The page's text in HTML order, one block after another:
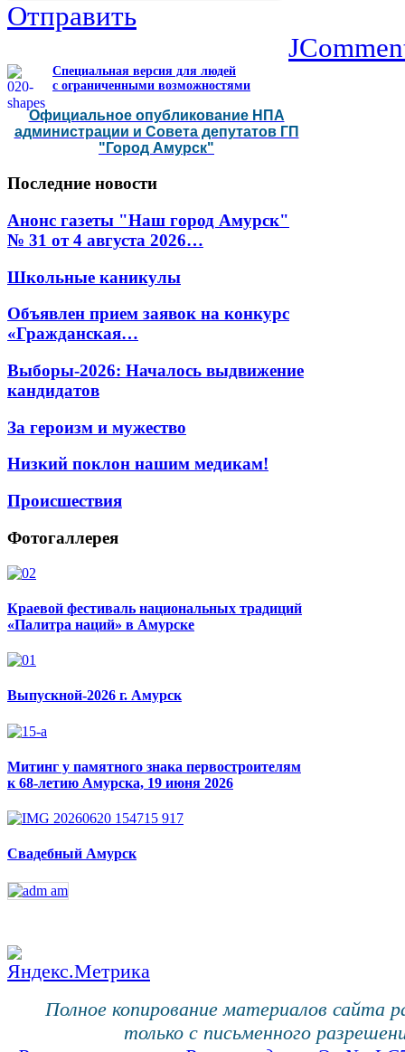
Отправить
Специальная версия для людей
с ограниченными возможностями
Официальное опубликование НПА
администрации и Совета депутатов ГП
"Город Амурск"
Последние новости
Анонс газеты "Наш город Амурск"
№ 31 от 4 августа 2026…
Школьные каникулы
Объявлен прием заявок на конкурс
«Гражданская…
Выборы-2026: Началось выдвижение
кандидатов
За героизм и мужество
Низкий поклон нашим медикам!
Происшествия
Фотогаллерея
Краевой фестиваль национальных традиций
«Палитра наций» в Амурске
Выпускной-2026 г. Амурск
Митинг у памятного знака первостроителям
к 68-летию Амурска, 19 июня 2026
Свадебный Амурск
Полное копирование материалов сайта
только с письменного